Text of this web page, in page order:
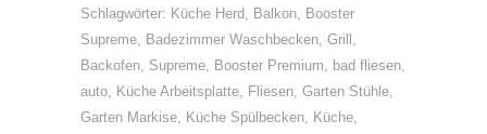
Schlagwörter: Küche Herd, Balkon, Booster
Supreme, Badezimmer Waschbecken, Grill ,
Backofen, Supreme, Booster Premium, bad fliesen,
auto, Küche Arbeitsplatte, Fliesen, Garten Stühle,
Garten Markise, Küche Spülbecken, Küche,